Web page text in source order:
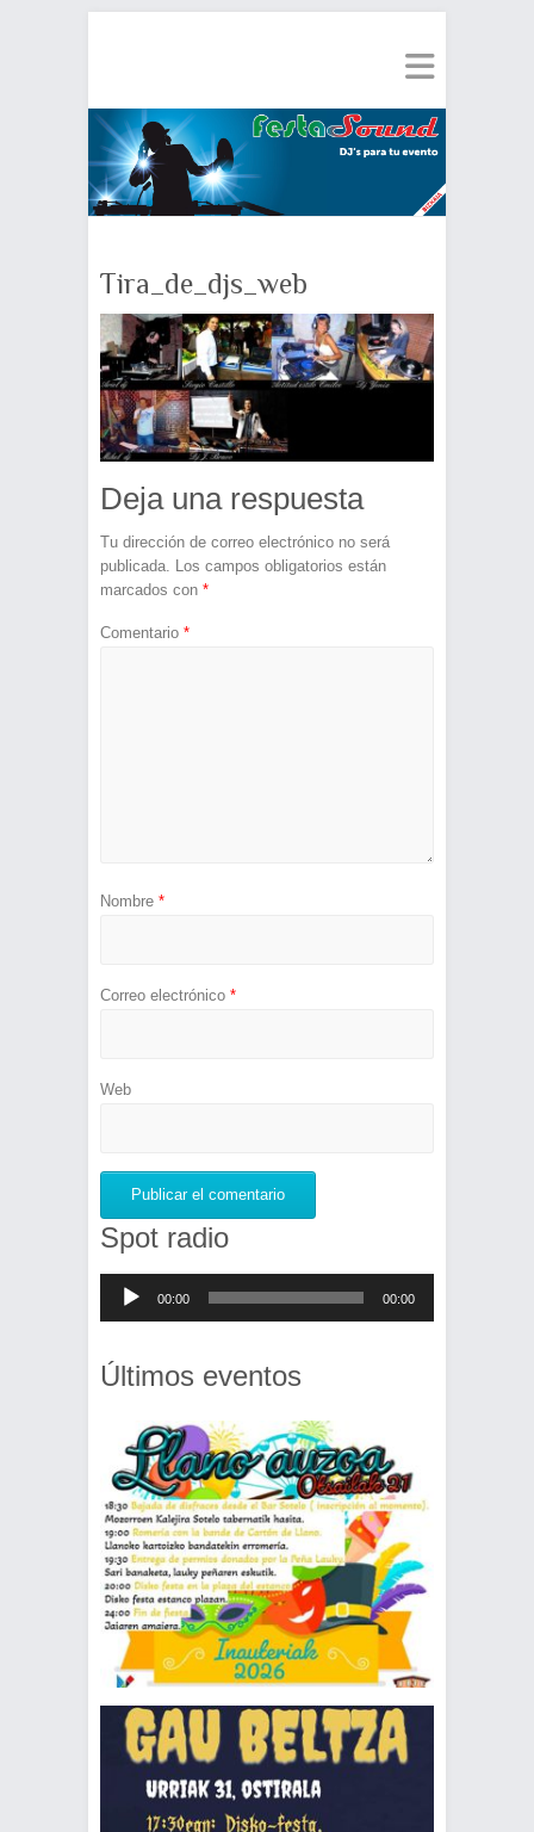
Tira_de_djs_web
Deja una respuesta
Tu dirección de correo electrónico no será
publicada. Los campos obligatorios están
marcados con *
Comentario *
Nombre *
Correo electrónico *
Web
Spot radio
Reproductor
00:00 00:00
Últimos eventos